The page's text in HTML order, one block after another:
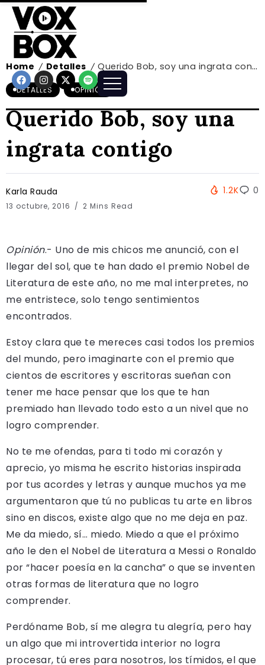
Home / Detalles / Querido Bob, soy una ingrata contigo
DETALLES OPINIÓN
Querido Bob, soy una
ingrata contigo
Karla Rauda
13 octubre, 2016 2 Mins Read
1.2K 0
Opinión.- Uno de mis chicos me anunció, con el
llegar del sol, que te han dado el premio Nobel de
Literatura de este año, no me mal interpretes, no
me entristece, solo tengo sentimientos
encontrados.
Estoy clara que te mereces casi todos los premios
del mundo, pero imaginarte con el premio que
cientos de escritores y escritoras sueñan con
tener me hace pensar que los que te han
premiado han llevado todo esto a un nivel que no
logro comprender.
No te me ofendas, para ti todo mi corazón y
aprecio, yo misma he escrito historias inspirada
por tus acordes y letras y aunque muchos ya me
argumentaron que tú no publicas tu arte en libros
sino en discos, existe algo que no me deja en paz.
Me da miedo, sí… miedo. Miedo a que el próximo
año le den el Nobel de Literatura a Messi o Ronaldo
por “hacer poesía en la cancha” o que se inventen
otras formas de literatura que no logro
comprender.
Perdóname Bob, sí me alegra tu alegría, pero hay
un algo que mi introvertida interior no logra
procesar, tú eres para nosotros, los tímidos, el que